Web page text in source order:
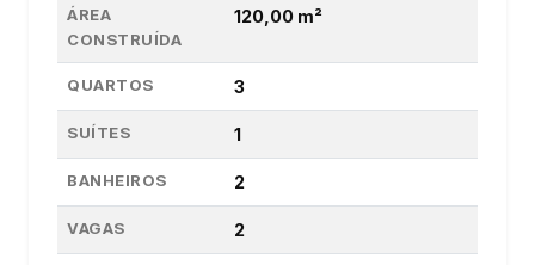
ÁREA
CONSTRUÍDA
120,00 m²
QUARTOS 3
SUÍTES 1
BANHEIROS 2
VAGAS 2